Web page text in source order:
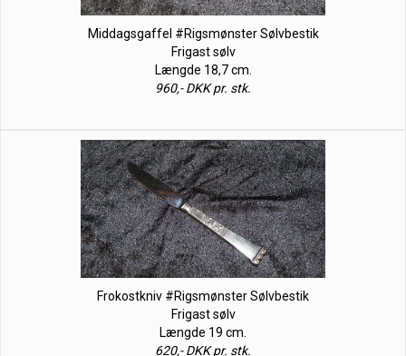
Middagsgaffel #Rigsmønster Sølvbestik
Frigast sølv
Længde 18,7 cm.
960,- DKK pr. stk.
Frokostkniv #Rigsmønster Sølvbestik
Frigast sølv
Længde 19 cm.
620,- DKK pr. stk.